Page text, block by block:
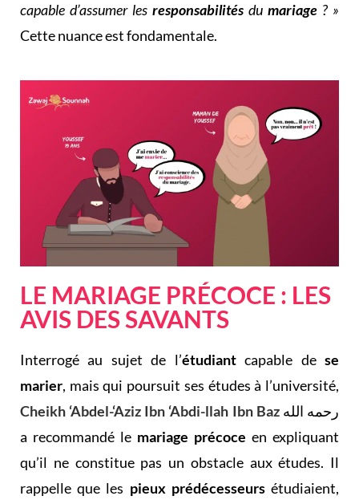
capable d’assumer les responsabilités du mariage ? »
Cette nuance est fondamentale.
LE MARIAGE PRÉCOCE : LES
AVIS DES SAVANTS
Interrogé au sujet de l’étudiantcapable dese
marier, mais qui poursuit ses études à l’université,
Cheikh ‘Abdel-‘Aziz Ibn ‘Abdi-llah Ibn Baz رحمه الله
a recommandé le mariage précoce en expliquant
qu’il ne constitue pas un obstacle aux études. Il
rappelle que les pieux prédécesseursétudiaient,